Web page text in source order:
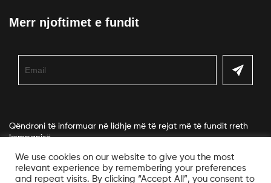
Merr njoftimet e fundit
Qëndroni të informuar në lidhje më të rejat më të fundit rreth
kompanisë.
We use cookies on our website to give you the most
relevant experience by remembering your preferences
and repeat visits. By clicking “Accept All”, you consent to